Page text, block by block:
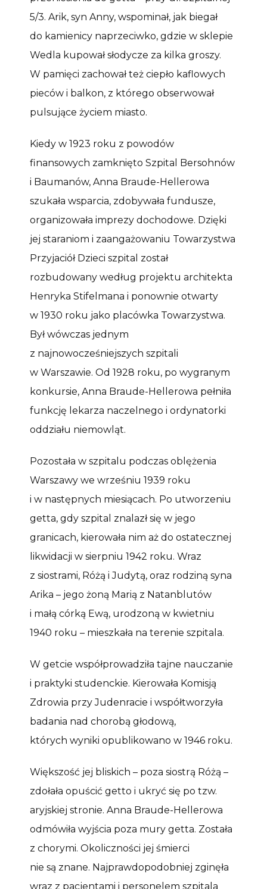
5/3. Arik, syn Anny, wspominał, jak biegał
do kamienicy naprzeciwko, gdzie w sklepie
Wedla kupował słodycze za kilka groszy.
W pamięci zachował też ciepło kaflowych
pieców i balkon, z którego obserwował
pulsujące życiem miasto.
Kiedy w 1923 roku z powodów
finansowych zamknięto Szpital Bersohnów
i Baumanów, Anna Braude-Hellerowa
szukała wsparcia, zdobywała fundusze,
organizowała imprezy dochodowe. Dzięki
jej staraniom i zaangażowaniu Towarzystwa
Przyjaciół Dzieci szpital został
rozbudowany według projektu architekta
Henryka Stifelmana i ponownie otwarty
w 1930 roku jako placówka Towarzystwa.
Był wówczas jednym
z najnowocześniejszych szpitali
w Warszawie. Od 1928 roku, po wygranym
konkursie, Anna Braude-Hellerowa pełniła
funkcję lekarza naczelnego i ordynatorki
oddziału niemowląt.
Pozostała w szpitalu podczas oblężenia
Warszawy we wrześniu 1939 roku
i w następnych miesiącach. Po utworzeniu
getta, gdy szpital znalazł się w jego
granicach, kierowała nim aż do ostatecznej
likwidacji w sierpniu 1942 roku. Wraz
z siostrami, Różą i Judytą, oraz rodziną syna
Arika – jego żoną Marią z Natanblutów
i małą córką Ewą, urodzoną w kwietniu
1940 roku – mieszkała na terenie szpitala.
W getcie współprowadziła tajne nauczanie
i praktyki studenckie. Kierowała Komisją
Zdrowia przy Judenracie i współtworzyła
badania nad chorobą głodową,
których wyniki opublikowano w 1946 roku.
Większość jej bliskich – poza siostrą Różą –
zdołała opuścić getto i ukryć się po tzw.
aryjskiej stronie. Anna Braude-Hellerowa
odmówiła wyjścia poza mury getta. Została
z chorymi. Okoliczności jej śmierci
nie są znane. Najprawdopodobniej zginęła
wraz z pacjentami i personelem szpitala